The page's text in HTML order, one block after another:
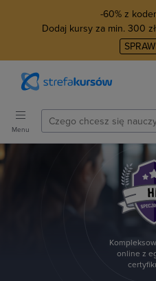
-60% z
Dodaj kursy za min. 300
Menu
online z